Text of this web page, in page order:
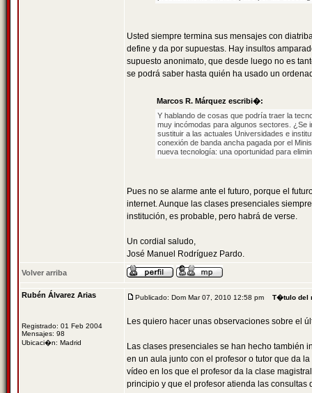
Usted siempre termina sus mensajes con
define y da por supuestas. Hay insultos
supuesto anonimato, que desde luego no es
se podrá saber hasta quién ha usado un
Marcos R. Márquez escribi�:
Y hablando de cosas que podría traer la
muy incómodas para algunos sectores. ¿Se
sustituir a las actuales Universidades e
conexión de banda ancha pagada por el
nueva tecnología: una oportunidad para
Pues no se alarme ante el futuro, porque el
internet. Aunque las clases presenciales
institución, es probable, pero habrá de verse.
Un cordial saludo,
José Manuel Rodríguez Pardo.
Volver arriba
Rubén Álvarez Arias
Registrado: 01 Feb 2004
Mensajes: 98
Ubicaci�n: Madrid
Publicado: Dom Mar 07, 2010 12:58 pm T�tulo del
Les quiero hacer unas observaciones sobre el
Las clases presenciales se han hecho también
en un aula junto con el profesor o tutor que da
vídeo en los que el profesor da la clase
principio y que el profesor atienda las consultas